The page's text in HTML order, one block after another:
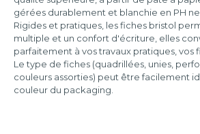
mm
100x150
mm
105x148
mm
Quadrillé
perforé
Uni
gérées durablement et blanchie en PH
Rigides et pratiques, les fiches bristol
multiple et un confort d'écriture, elles
parfaitement à vos travaux pratiques, vos
Le type de fiches (quadrillées, unies,
couleurs assorties) peut être facilement
couleur du packaging.